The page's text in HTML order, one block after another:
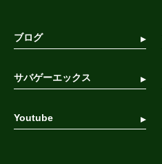
ブログ
サバゲーエックス
Youtube